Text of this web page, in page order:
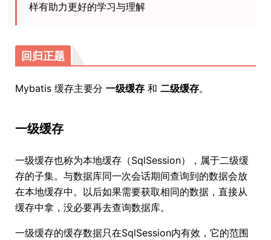
样有助力更好的学习与理解
回归正题
Mybatis 缓存主要分 一级缓存 和 二级缓存。
一级缓存
一级缓存也称为本地缓存（SqlSession），属于二级缓
存的子集。与数据库同一次会话期间查询到的数据会放
在本地缓存中。以后如果需要获取相同的数据，直接从
缓存中拿，没必要再去查询数据库。
一级缓存的缓存数据只在SqlSession内有效，它的范围